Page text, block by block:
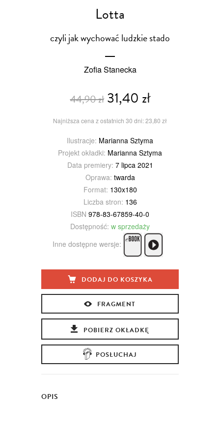
Lotta
czyli jak wychować ludzkie stado
Zofia Stanecka
44,90 zł31,40 zł
Najniższa cena z ostatnich 30 dni: 23,80 zł
Ilustracje: Marianna Sztyma
Projekt okładki: Marianna Sztyma
Data premiery: 7 lipca 2021
Oprawa: twarda
Format: 130x180
Liczba stron: 136
ISBN 978-83-67859-40-0
Dostępność: w sprzedaży
Inne dostępne wersje:
DODAJ DO KOSZYKA
FRAGMENT
POBIERZ OKŁADKĘ
POSŁUCHAJ
OPIS